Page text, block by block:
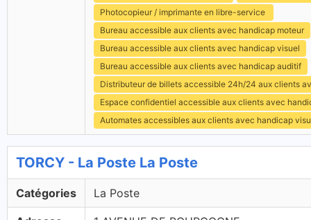
Photocopieur / imprimante en libre-service
Bureau accessible aux clients avec handicap moteur
Bureau accessible aux clients avec handicap visuel
Bureau accessible aux clients avec handicap auditif
Distributeur de billets accessible 24h/24 aux clients
Espace confidentiel accessible aux clients avec
Automates accessibles aux clients avec handicap
TORCY - La Poste La Poste
Catégories La Poste